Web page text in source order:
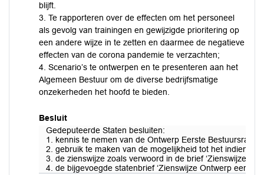
blijft.
3. Te rapporteren over de effecten om het personeel
als gevolg van trainingen en gewijzigde prioritering op
een andere wijze in te zetten en daarmee de negatieve
effecten van de corona pandemie te verzachten;
4. Scenario’s te ontwerpen en te presenteren aan het
Algemeen Bestuur om de diverse bedrijfsmatige
onzekerheden het hoofd te bieden.
Besluit
Gedeputeerde Staten besluiten:
1. kennis te nemen van de Ontwerp Eerste
2. gebruik te maken van de mogelijkheid tot het indienen
3. de zienswijze zoals verwoord in de brief ‘Zienswijze
4. de bijgevoegde statenbrief ‘Zienswijze Ontwerp